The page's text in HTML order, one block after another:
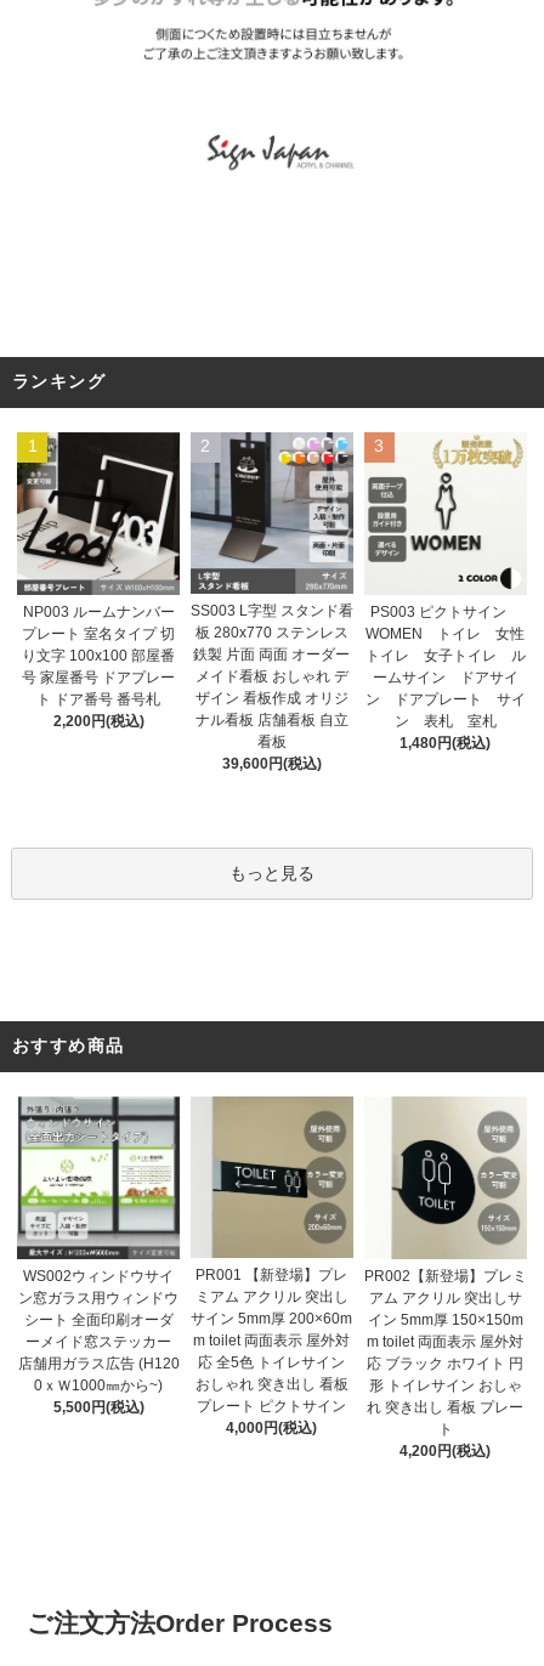
ランキング
1
NP003 ルームナンバー
プレート 室名タイプ 切
り文字 100x100 部屋番
号 家屋番号 ドアプレー
ト ドア番号 番号札
2,200円(税込)
2
SS003 L字型 スタンド看
板 280x770 ステンレス
鉄製 片面 両面 オーダー
メイド看板 おしゃれ デ
ザイン 看板作成 オリジ
ナル看板 店舗看板 自立
看板
39,600円(税込)
3
PS003 ピクトサイン
WOMEN トイレ 女性
トイレ 女子トイレ ル
ームサイン ドアサイ
ン ドアプレート サイ
ン 表札 室札
1,480円(税込)
もっと見る
おすすめ商品
WS002ウィンドウサイ
ン窓ガラス用ウィンドウ
シート 全面印刷オーダ
ーメイド窓ステッカー
店舗用ガラス広告 (H120
0ｘＷ1000㎜から~)
5,500円(税込)
PR001 【新登場】プレ
ミアム アクリル 突出し
サイン 5mm厚 200×60m
m toilet 両面表示 屋外対
応 全5色 トイレサイン
おしゃれ 突き出し 看板
プレート ピクトサイン
4,000円(税込)
PR002【新登場】プレミ
アム アクリル 突出しサ
イン 5mm厚 150×150m
m toilet 両面表示 屋外対
応 ブラック ホワイト 円
形 トイレサイン おしゃ
れ 突き出し 看板 プレー
ト
4,200円(税込)
ご注文方法Order Process